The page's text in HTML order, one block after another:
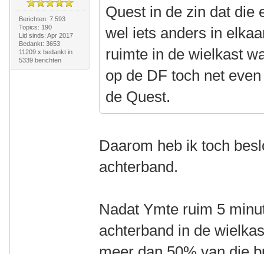
Berichten: 7.593
Topics: 190
Lid sinds: Apr 2017
Bedankt: 3653
11209 x bedankt in
5339 berichten
Quest in de zin dat die
wel iets anders in
ruimte in de wielkast
op de DF toch net
de Quest.
Daarom heb ik toch
achterband.
Nadat Ymte ruim 5
achterband in de